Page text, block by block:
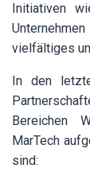
Initiativen
vielfältiges
In den
Bereichen
MarTech
sind: